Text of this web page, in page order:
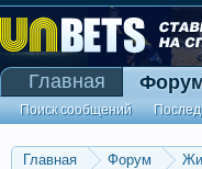
Главная Форум
Главная
Поиск сообщений